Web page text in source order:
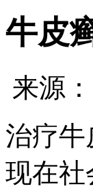
牛皮
来源
治疗
现在社